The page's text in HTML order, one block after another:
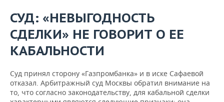
СУД: «НЕВЫГОДНОСТЬ
СДЕЛКИ» НЕ ГОВОРИТ О ЕЕ
КАБАЛЬНОСТИ
Суд принял сторону «Газпромбанка» и в иске Сафаевой
отказал. Арбитражный суд Москвы обратил внимание на
то, что согласно законодательству, для кабальной сделки